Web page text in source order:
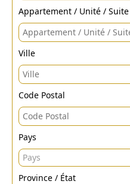
Appartement / Unité / Suite
Ville
Code Postal
Pays
Pays
Province / État